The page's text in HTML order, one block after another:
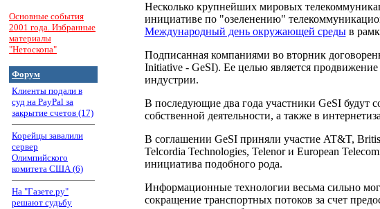
Основные события
2001 года. Избранные
материалы
"Нетоскопа"
Форум
Клиенты подали в
суд на PayPal за
закрытие счетов (17)
Корейцы завалили
сервер
Олимпийского
комитета США (6)
На "Газете.ру"
решают судьбу
Несколько крупнейших мировых
инициативе по "озеленению"
Международный день окружающей средыв
Подписанная компаниями во вторник
Initiative - GeSI). Ее целью является
индустрии.
В последующие два года участники GeSI будут
собственной деятельности, а также в
В соглашении GeSI приняли участие AT&T,
Telcordia Technologies, Telenor и European
инициатива подобного рода.
Информационные технологии весьма сильно
сокращение транспортных потоков за счет